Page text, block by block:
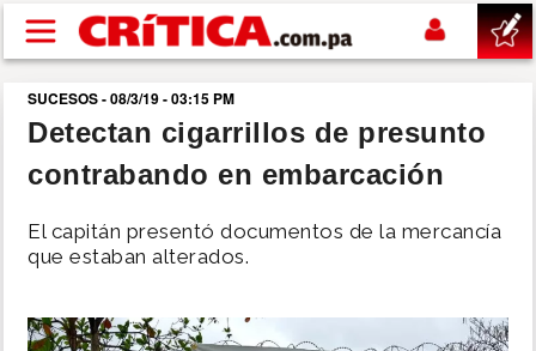
Pasar al contenido principal
buscar
SUCESOS
NACIONAL
SUCESOS - 08/3/19 - 03:15 PM
Detectan cigarrillos de presunto
contrabando en embarcación
El capitán presentó documentos de la mercancía
que estaban alterados.